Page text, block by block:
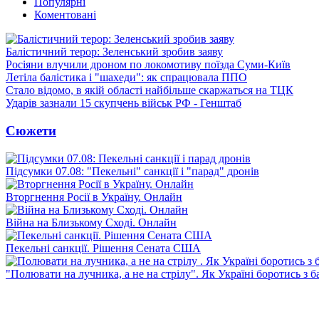
Коментовані
Балістичний терор: Зеленський зробив заяву
Росіяни влучили дроном по локомотиву поїзда Суми-Київ
Летіла балістика і "шахеди": як спрацювала ППО
Стало відомо, в якій області найбільше скаржаться на ТЦК
Ударів зазнали 15 скупчень військ РФ - Генштаб
Сюжети
Підсумки 07.08: "Пекельні" санкції і "парад" дронів
Вторгнення Росії в Україну. Онлайн
Війна на Близькому Сході. Онлайн
Пекельні санкції. Рішення Сената США
"Полювати на лучника, а не на стрілу". Як Україні боротись з